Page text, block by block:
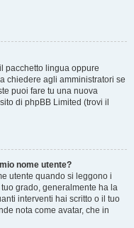
pacchetto lingua oppure
chiedere agli amministratori se
puoi fare tu una nuova
di phpBB Limited (trovi il
nome utente?
utente quando si leggono i
grado, generalmente ha la
interventi hai scritto o il tuo
nota come avatar, che in